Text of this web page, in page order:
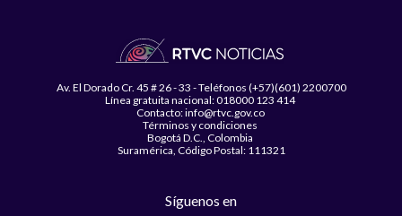
Av. El Dorado Cr. 45 # 26 - 33 - Teléfonos (+57)(601) 2200700
Línea gratuita nacional: 018000 123 414
Contacto: info@rtvc.gov.co
Términos y condiciones
Bogotá D.C., Colombia
Suramérica, Código Postal: 111321
Síguenos en